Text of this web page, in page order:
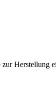
Herstellung